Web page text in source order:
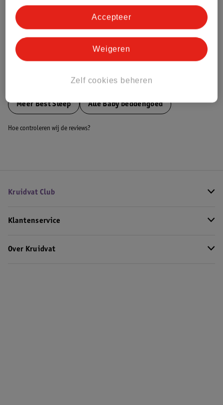
Meer informatie
Bestel & Bezorginformatie
MeerBest Sleep Alle Baby beddengoed
Hoe controleren wij de reviews?
Kruidvat Club
Klantenservice
Over Kruidvat
Zelf cookies beheren
Weigeren
Accepteer